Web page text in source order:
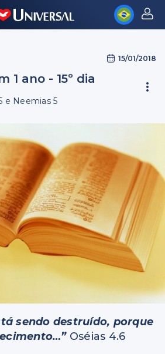
15/01/2018
1 ano - 15º dia
e Neemias 5
sendo destruído, porque
Oséias 4.6